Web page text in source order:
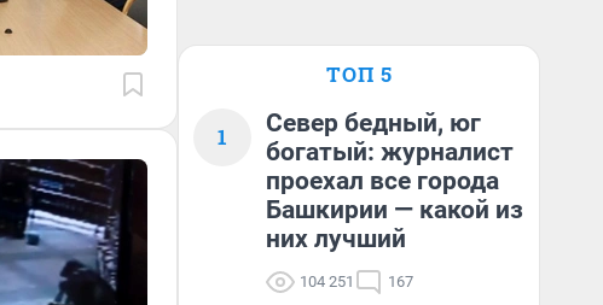
ТОП 5
1
Север бедный, юг
богатый: журналист
проехал все города
Башкирии — какой из
них лучший
104 251 167